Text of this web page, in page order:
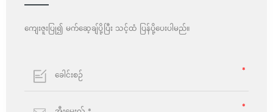
ကျေးဇူးပြု၍ မက်ဆေ့ချ်ပို့ပြီး သင့်ထံ ပြန်ပို့ပေးပါမည်။